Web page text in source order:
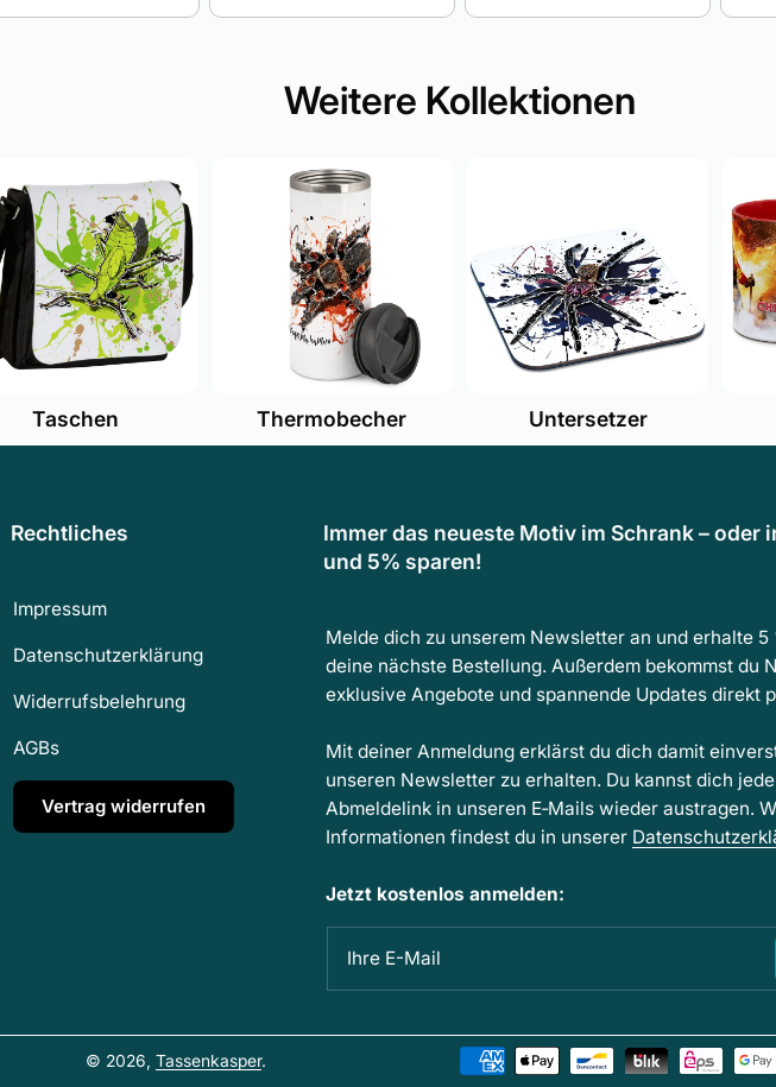
Weitere Kollektionen
Taschen Thermobecher Untersetzer
Rechtliches
Impressum
Datenschutzerklärung
Widerrufsbelehrung
AGBs
Vertrag widerrufen
Immer das neueste Motiv im Schrank – oder
und 5% sparen!
Melde dich zu unserem Newsletter an und erhalte 5
deine nächste Bestellung. Außerdem bekommst du
exklusive Angebote und spannende Updates direkt
Mit deiner Anmeldung erklärst du dich damit
unseren Newsletter zu erhalten. Du kannst dich
Abmeldelink in unseren E‑Mails wieder austragen.
Informationen findest du in unserer
Jetzt kostenlos anmelden:
Ihre E-Mail
© 2026, Tassenkasper.